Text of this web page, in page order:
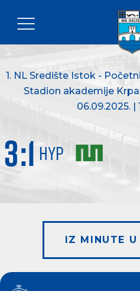
1. NL Središte Istok -
Stadion akademije
06.09.2025. |
HYP
3:1
IZ MINUTE U